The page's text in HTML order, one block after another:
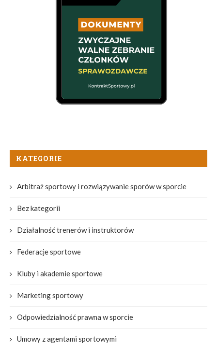
KATEGORIE
Arbitraż sportowy i rozwiązywanie sporów w sporcie
Bez kategorii
Działalność trenerów i instruktorów
Federacje sportowe
Kluby i akademie sportowe
Marketing sportowy
Odpowiedzialność prawna w sporcie
Umowy z agentami sportowymi